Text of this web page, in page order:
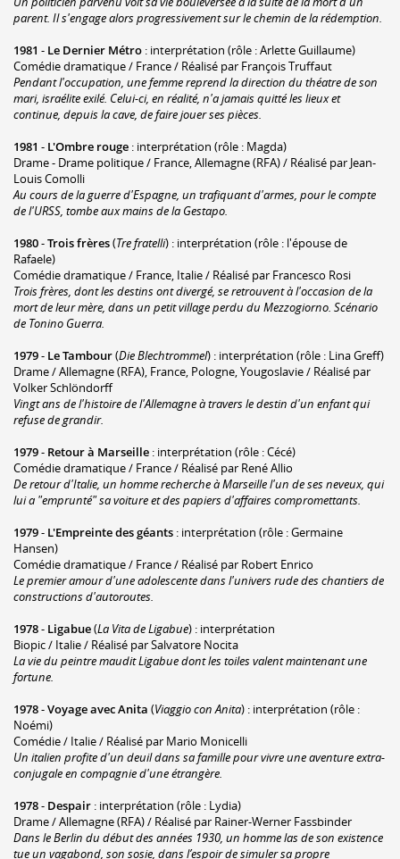
parent. Il s'engage alors progressivement sur le chemin de la rédemption.
1981 - Le Dernier Métro : interprétation (rôle : Arlette Guillaume)
Comédie dramatique / France / Réalisé par François Truffaut
Pendant l'occupation, une femme reprend la direction du théatre de son
mari, israélite exilé. Celui-ci, en réalité, n'a jamais quitté les lieux et
continue, depuis la cave, de faire jouer ses pièces.
1981 - L'Ombre rouge : interprétation (rôle : Magda)
Drame - Drame politique / France, Allemagne (RFA) / Réalisé par Jean-
Louis Comolli
Au cours de la guerre d'Espagne, un trafiquant d'armes, pour le compte
de l'URSS, tombe aux mains de la Gestapo.
1980-Trois frères(Tre fratelli) : interprétation (rôle : l'épouse de
Rafaele)
Comédie dramatique / France, Italie / Réalisé par Francesco Rosi
Trois frères, dont les destins ont divergé, se retrouvent à l'occasion de la
mort de leur mère, dans un petit village perdu du Mezzogiorno. Scénario
de Tonino Guerra.
1979- Le Tambour(Die Blechtrommel) : interprétation (rôle : Lina Greff)
Drame / Allemagne (RFA), France, Pologne, Yougoslavie / Réalisé par
Volker Schlöndorff
Vingt ans de l'histoire de l'Allemagne à travers le destin d'un enfant qui
refuse de grandir.
1979- Retour à Marseille : interprétation (rôle : Cécé)
Comédie dramatique / France / Réalisé par René Allio
De retour d'Italie, un homme recherche à Marseille l'un de ses neveux, qui
lui a "emprunté" sa voiture et des papiers d'affaires compromettants.
1979- L'Empreinte des géants : interprétation (rôle : Germaine
Hansen)
Comédie dramatique / France / Réalisé par Robert Enrico
Le premier amour d'une adolescente dans l'univers rude des chantiers de
constructions d'autoroutes.
1978- Ligabue(La Vita de Ligabue) : interprétation
Biopic / Italie / Réalisé par Salvatore Nocita
La vie du peintre maudit Ligabue dont les toiles valent maintenant une
fortune.
1978-Voyage avec Anita (Viaggio con Anita) : interprétation (rôle :
Noémi)
Comédie / Italie / Réalisé par Mario Monicelli
Un italien profite d'un deuil dans sa famille pour vivre une aventure extra-
conjugale en compagnie d'une étrangère.
1978- Despair : interprétation (rôle : Lydia)
Drame / Allemagne (RFA) / Réalisé par Rainer-Werner Fassbinder
Dans le Berlin du début des années 1930, un homme las de son existence
tue un vagabond, son sosie, dans l’espoir de simuler sa propre